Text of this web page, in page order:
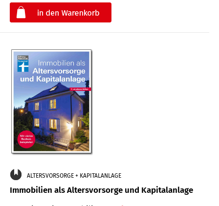
ALTERSVORSORGE + KAPITALANLAGE
Immobilien als Altersvorsorge und Kapitalanlage